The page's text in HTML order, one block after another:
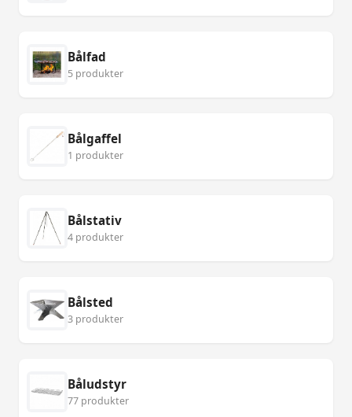
Bålfad
5 produkter
Bålgaffel
1 produkter
Bålstativ
4 produkter
Bålsted
3 produkter
Båludstyr
77 produkter